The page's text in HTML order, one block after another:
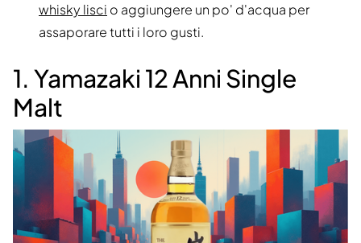
whisky lisci o aggiungere un po' d'acqua per
assaporare tutti i loro gusti.
1. Yamazaki 12 Anni Single
Malt